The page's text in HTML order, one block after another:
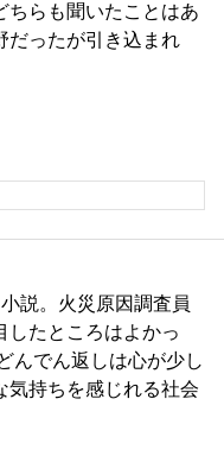
ちらも聞いたことはあ
だったが引き込まれ
説。火災原因調査員
したところはよかっ
んでん返しは心が少し
気持ちを感じれる社会